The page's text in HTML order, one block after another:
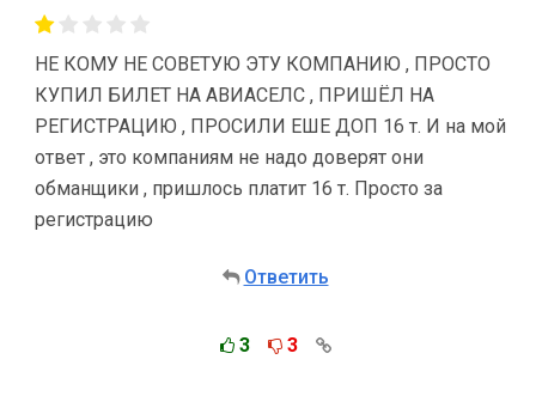
НЕ КОМУ НЕ СОВЕТУЮ ЭТУ КОМПАНИЮ , ПРОСТО
КУПИЛ БИЛЕТ НА АВИАСЕЛС , ПРИШЁЛ НА
РЕГИСТРАЦИЮ , ПРОСИЛИ ЕШЕ ДОП 16 т. И на мой
ответ , это компаниям не надо доверят они
обманщики , пришлось платит 16 т. Просто за
регистрацию
Ответить
3 3